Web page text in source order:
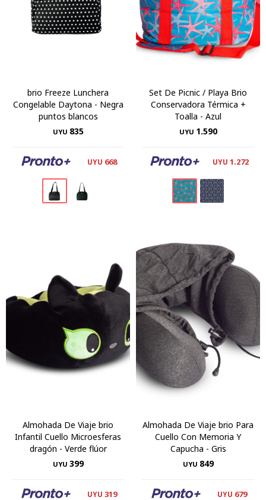
brio Freeze Lunchera
Congelable Daytona - Negra
puntos blancos
UYU 835
UYU 668
Set De Picnic / Playa Brio
Conservadora Térmica +
Toalla - Azul
UYU 1.590
UYU 1.272
Almohada De Viaje brio
Infantil Cuello Microesferas
dragón - Verde flúor
UYU 399
UYU 319
Almohada De Viaje brio Para
Cuello Con Memoria Y
Capucha - Gris
UYU 849
UYU 679